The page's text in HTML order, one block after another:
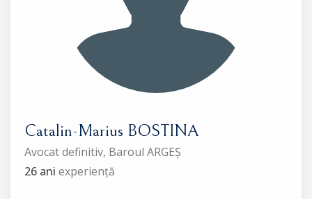
Catalin-Marius BOSTINA
Avocat definitiv, Baroul ARGEȘ
26 ani experiență